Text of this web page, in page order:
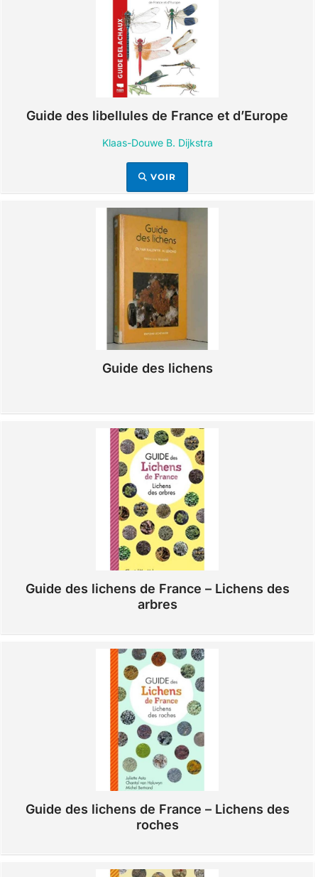
Guide des libellules de France et d’Europe
Klaas-Douwe B. Dijkstra
VOIR
Guide des lichens
Guide des lichens de France – Lichens des
arbres
Guide des lichens de France – Lichens des
roches